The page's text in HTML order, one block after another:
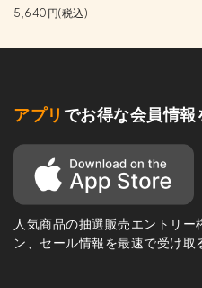
5,640円(税込)
アプリ でお得な会員情報
人気商品の抽選販売エントリ
ン、セール情報を最速で受け取